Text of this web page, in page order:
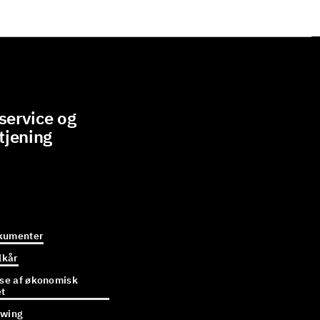
og
af økonomisk